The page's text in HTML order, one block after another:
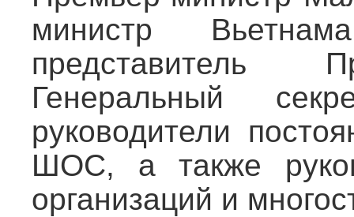
министр
представитель
Генеральный
руководители
ШОС, а также
организаций и